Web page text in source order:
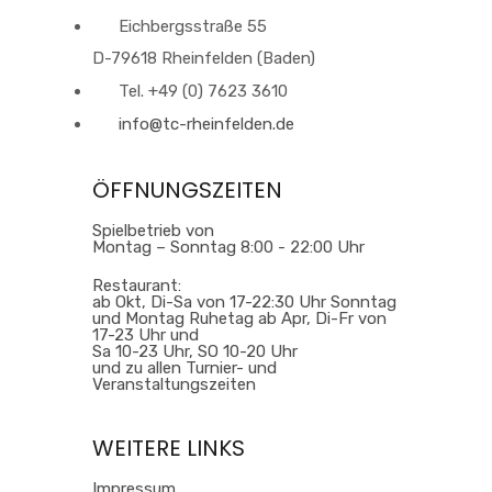
Eichbergsstraße 55
D-79618 Rheinfelden (Baden)
Tel. +49 (0) 7623 3610
info@tc-rheinfelden.de
ÖFFNUNGSZEITEN
Spielbetrieb von
Montag – Sonntag 8:00 - 22:00 Uhr
Restaurant:
ab Okt, Di-Sa von 17-22:30 Uhr Sonntag
und Montag Ruhetag ab Apr, Di-Fr von
17-23 Uhr und
Sa 10-23 Uhr, SO 10-20 Uhr
und zu allen Turnier- und
Veranstaltungszeiten
WEITERE LINKS